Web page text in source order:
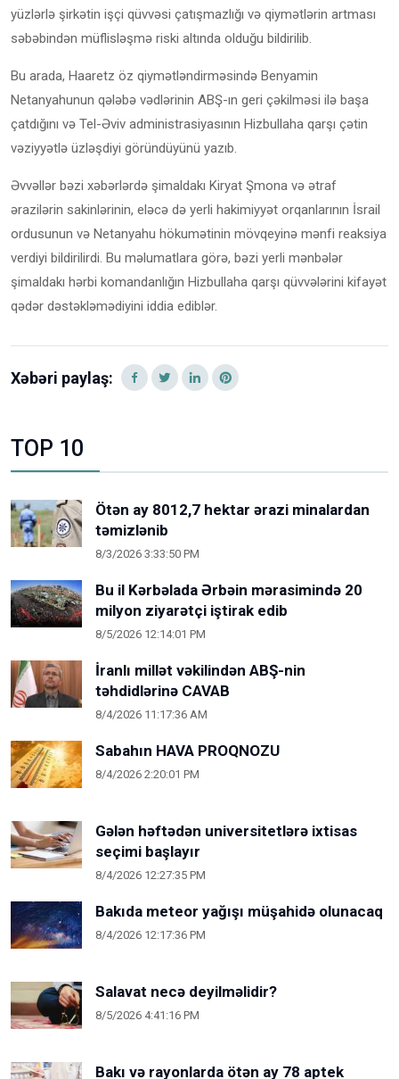
yüzlərlə şirkətin işçi qüvvəsi çatışmazlığı və qiymətlərin artması
səbəbindən müflisləşmə riski altında olduğu bildirilib.
Bu arada, Haaretz öz qiymətləndirməsində Benyamin
Netanyahunun qələbə vədlərinin ABŞ-ın geri çəkilməsi ilə başa
çatdığını və Tel-Əviv administrasiyasının Hizbullaha qarşı çətin
vəziyyətlə üzləşdiyi göründüyünü yazıb.
Əvvəllər bəzi xəbərlərdə şimaldakı Kiryat Şmona və ətraf
ərazilərin sakinlərinin, eləcə də yerli hakimiyyət orqanlarının İsrail
ordusunun və Netanyahu hökumətinin mövqeyinə mənfi reaksiya
verdiyi bildirilirdi. Bu məlumatlara görə, bəzi yerli mənbələr
şimaldakı hərbi komandanlığın Hizbullaha qarşı qüvvələrini kifayət
qədər dəstəkləmədiyini iddia ediblər.
Xəbəri paylaş:
TOP 10
Ötən ay 8012,7 hektar ərazi minalardan
təmizlənib
8/3/2026 3:33:50 PM
Bu il Kərbəlada Ərbəin mərasimində 20
milyon ziyarətçi iştirak edib
8/5/2026 12:14:01 PM
İranlı millət vəkilindən ABŞ-nin
təhdidlərinə CAVAB
8/4/2026 11:17:36 AM
Sabahın HAVA PROQNOZU
8/4/2026 2:20:01 PM
Gələn həftədən universitetlərə ixtisas
seçimi başlayır
8/4/2026 12:27:35 PM
Bakıda meteor yağışı müşahidə olunacaq
8/4/2026 12:17:36 PM
Salavat necə deyilməlidir?
8/5/2026 4:41:16 PM
Bakı və rayonlarda ötən ay 78 aptek